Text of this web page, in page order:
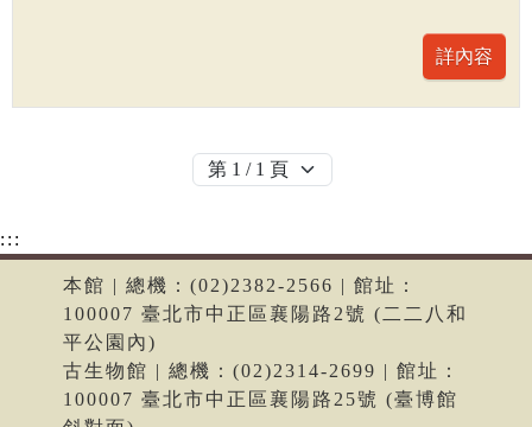
:::
本館 | 總機：(02)2382-2566 | 館址：
100007 臺北市中正區襄陽路2號 (二二八和
平公園內)
古生物館 | 總機：(02)2314-2699 | 館址：
100007 臺北市中正區襄陽路25號 (臺博館